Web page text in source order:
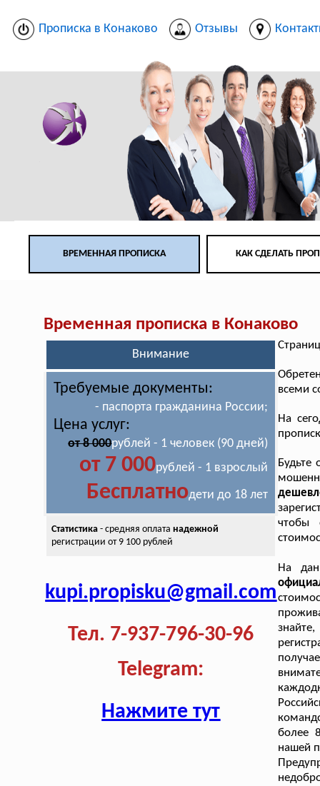
Прописка в Конаково Отзывы
ВРЕМЕННАЯ ПРОПИСКА КАК СДЕЛАТЬ
Временная прописка в Конаково
Внимание
Требуемые документы:
- паспорта гражданина России;
Цена услуг:
от 8 000рублей - 1 человек (90 дней)
от 7 000рублей - 1 взрослый
Бесплатнодети до 18 лет
Статистика- средняя оплата надежной
регистрации от 9 100 рублей
kupi.propisku@gmail.com
Тел. 7-937-796-30-96
Telegram:
Нажмите тут
всеми
На
Будьте
чтобы
На
более
нашей